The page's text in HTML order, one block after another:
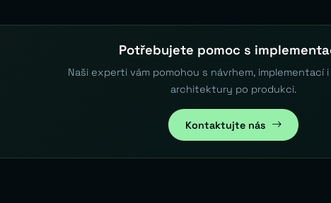
Potřebujete pomoc s
Naši experti vám pomohou s návrhem, implementací i
architektury po produkci.
Kontaktujte nás